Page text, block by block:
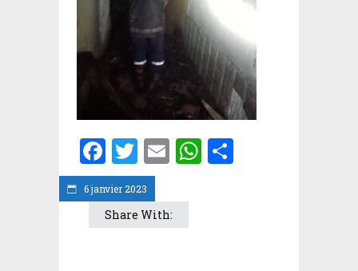
6 janvier 2023
Facebook
Twitter
EmailWhatsApp
Share With: